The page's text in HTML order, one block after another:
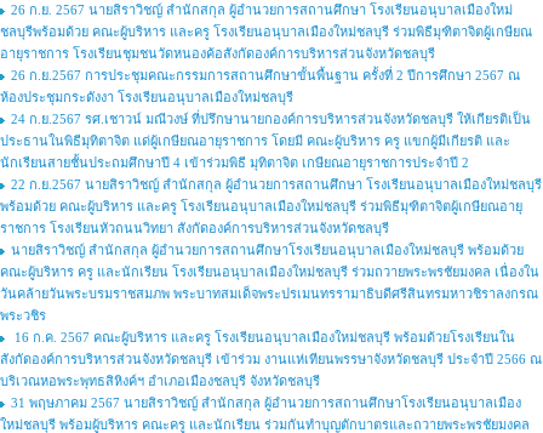
26 ก.ย. 2567 นายสิราวิชญ์ สำนักสกุล ผู้อำนวยการสถานศึกษา โรงเรียนอนุบาลเมืองใหม่
ชลบุรีพร้อมด้วย คณะผู้บริหาร และครู โรงเรียนอนุบาลเมืองใหม่ชลบุรี ร่วมพิธีมุฑิตาจิตผู้เกษียณ
อายุราชการ โรงเรียนชุมชนวัดหนองค้อสังกัดองค์การบริหารส่วนจังหวัดชลบุรี
26 ก.ย.2567 การประชุมคณะกรรมการสถานศึกษาขั้นพื้นฐาน ครั้งที่ 2 ปีการศึกษา 2567 ณ
ห้องประชุมกระดังงา โรงเรียนอนุบาลเมืองใหม่ชลบุรี
24 ก.ย.2567 รศ.เชาวน์ มณีวงษ์ ที่ปรึกษานายกองค์การบริหารส่วนจังหวัดชลบุรี ให้เกียรติเป็น
ประธานในพิธีมุทิตาจิต แด่ผู้เกษียณอายุราชการ โดยมี คณะผู้บริหาร ครู แขกผู้มีเกียรติ และ
นักเรียนสายชั้นประถมศึกษาปี 4 เข้าร่วมพิธี มุทิตาจิต เกษียณอายุราชการประจำปี 2
22 ก.ย.2567 นายสิราวิชญ์ สำนักสกุล ผู้อำนวยการสถานศึกษา โรงเรียนอนุบาลเมืองใหม่ชลบุรี
พร้อมด้วย คณะผู้บริหาร และครู โรงเรียนอนุบาลเมืองใหม่ชลบุรี ร่วมพิธีมุฑิตาจิตผู้เกษียณอายุ
ราชการ โรงเรียนหัวถนนวิทยา สังกัดองค์การบริหารส่วนจังหวัดชลบุรี
นายสิราวิชญ์ สำนักสกุล ผู้อำนวยการสถานศึกษาโรงเรียนอนุบาลเมืองใหม่ชลบุรี พร้อมด้วย
คณะผู้บริหาร ครู และนักเรียน โรงเรียนอนุบาลเมืองใหม่ชลบุรี ร่วมถวายพระพรชัยมงคล เนื่องใน
วันคล้ายวันพระบรมราชสมภพ พระบาทสมเด็จพระปรเมนทรรามาธิบดีศรีสินทรมหาวชิราลงกรณ
พระวชิร
16 ก.ค. 2567 คณะผู้บริหาร และครู โรงเรียนอนุบาลเมืองใหม่ชลบุรี พร้อมด้วยโรงเรียนใน
สังกัดองค์การบริหารส่วนจังหวัดชลบุรี เข้าร่วม งานแห่เทียนพรรษาจังหวัดชลบุรี ประจำปี 2566 ณ
บริเวณหอพระพุทธสิหิงค์ฯ อำเภอเมืองชลบุรี จังหวัดชลบุรี
31 พฤษภาคม 2567 นายสิราวิชญ์ สำนักสกุล ผู้อำนวยการสถานศึกษาโรงเรียนอนุบาลเมือง
ใหม่ชลบุรี พร้อมผู้บริหาร คณะครู และนักเรียน ร่วมกันทำบุญตักบาตรและถวายพระพรชัยมงคล